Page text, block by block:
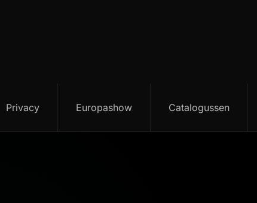
Privacy Europashow Catalogussen